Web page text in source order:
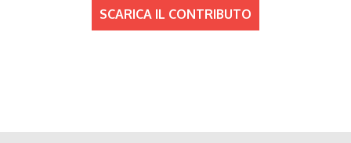
SCARICA IL CONTRIBUTO